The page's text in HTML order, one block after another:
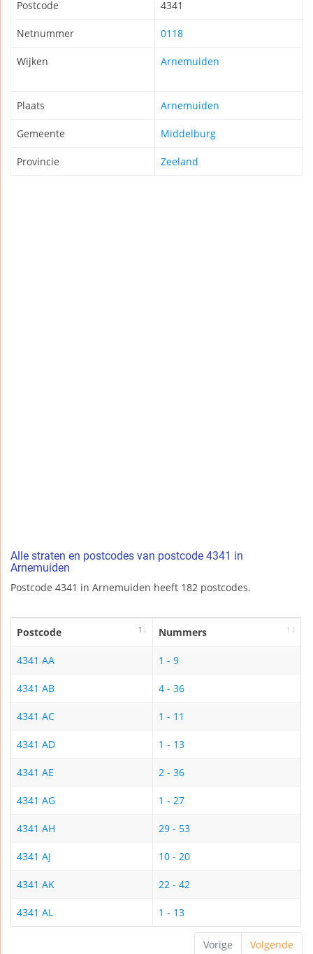
Postcode 4341
Netnummer 0118
Wijken Arnemuiden
Plaats Arnemuiden
Gemeente Middelburg
Provincie Zeeland
Alle straten en postcodes van postcode 4341 in
Arnemuiden
Postcode 4341 in Arnemuiden heeft 182 postcodes.
Postcode Nummers
4341 AA 1 - 9
4341 AB 4 - 36
4341 AC 1 - 11
4341 AD 1 - 13
4341 AE 2 - 36
4341 AG 1 - 27
4341 AH 29 - 53
4341 AJ 10 - 20
4341 AK 22 - 42
4341 AL 1 - 13
Vorige Volgende